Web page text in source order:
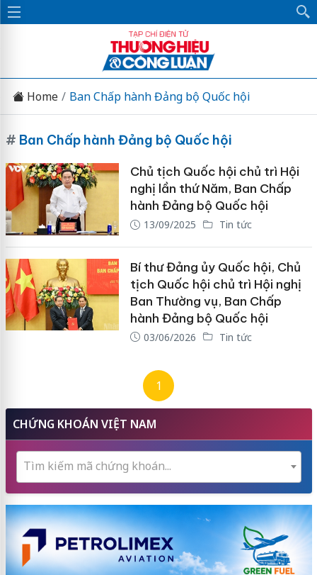
Home Ban Chấp hành Đảng bộ Quốc hội
# Ban Chấp hành Đảng bộ Quốc hội
Chủ tịch Quốc hội chủ trì Hội
nghị lần thứ Năm, Ban Chấp
hành Đảng bộ Quốc hội
13/09/2025 Tin tức
Bí thư Đảng ủy Quốc hội, Chủ
tịch Quốc hội chủ trì Hội nghị
Ban Thường vụ, Ban Chấp
hành Đảng bộ Quốc hội
03/06/2026 Tin tức
1
CHỨNG KHOÁN VIỆT NAM
Tìm kiếm mã chứng khoán...